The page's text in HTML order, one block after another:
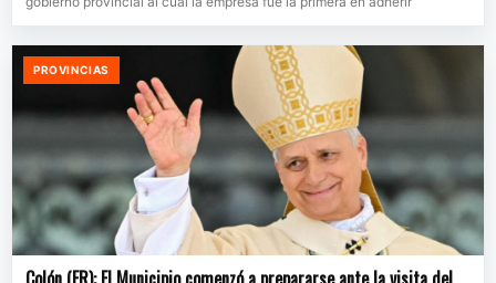
PROVINCIAS